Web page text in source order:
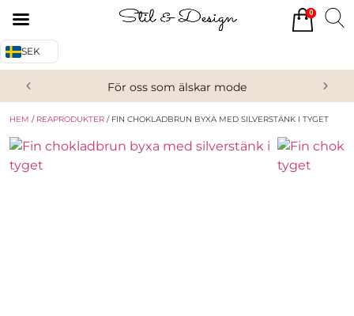
SEK
För oss som älskar mode
HEM / REAPRODUKTER / FIN CHOKLADBRUN BYXA MED SILVERSTÄNK I TYGET
0
Alla produkter
Om oss